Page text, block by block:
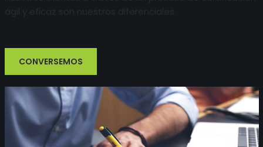
ágil y eficaz son nuestros diferenciales.
CONVERSEMOS